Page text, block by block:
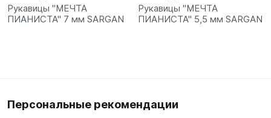
Рукавицы "МЕЧТА
ПИАНИСТА" 7 мм SARGAN
Рукавицы "МЕЧТА
ПИАНИСТА" 5,5 мм SARGAN
Персональные рекомендации